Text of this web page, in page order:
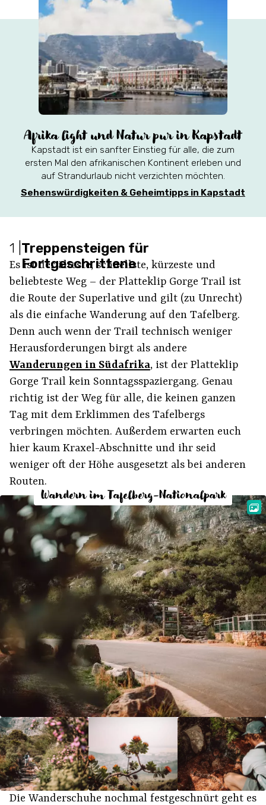
Afrika light und Natur pur in Kapstadt
Kapstadt ist ein sanfter Einstieg für alle, die zum
ersten Mal den afrikanischen Kontinent erleben und
auf Strandurlaub nicht verzichten möchten.
Sehenswürdigkeiten & Geheimtipps in Kapstadt
1 Treppensteigen für
Fortgeschrittene
Es ist der älteste, schnellste, kürzeste und
beliebteste Weg – der Platteklip Gorge Trail ist
die Route der Superlative und gilt (zu Unrecht)
als die einfache Wanderung auf den Tafelberg.
Denn auch wenn der Trail technisch weniger
Herausforderungen birgt als andere
Wanderungen in Südafrika, ist der Platteklip
Gorge Trail kein Sonntagsspaziergang. Genau
richtig ist der Weg für alle, die keinen ganzen
Tag mit dem Erklimmen des Tafelbergs
verbringen möchten. Außerdem erwarten euch
hier kaum Kraxel-Abschnitte und ihr seid
weniger oft der Höhe ausgesetzt als bei anderen
Routen.
Wandern im Tafelberg-Nationalpark
Die Wanderschuhe nochmal festgeschnürt geht es